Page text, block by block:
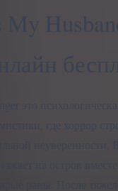
My
это
где хоррор